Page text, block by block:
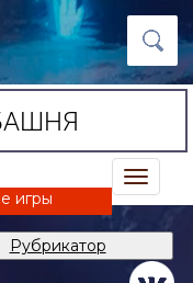
trk
игры
Рубрикатор